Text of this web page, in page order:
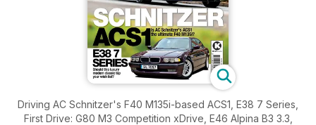
Driving AC Schnitzer's F40 M135i-based ACS1, E38 7 Series,
First Drive: G80 M3 Competition xDrive, E46 Alpina B3 3.3,